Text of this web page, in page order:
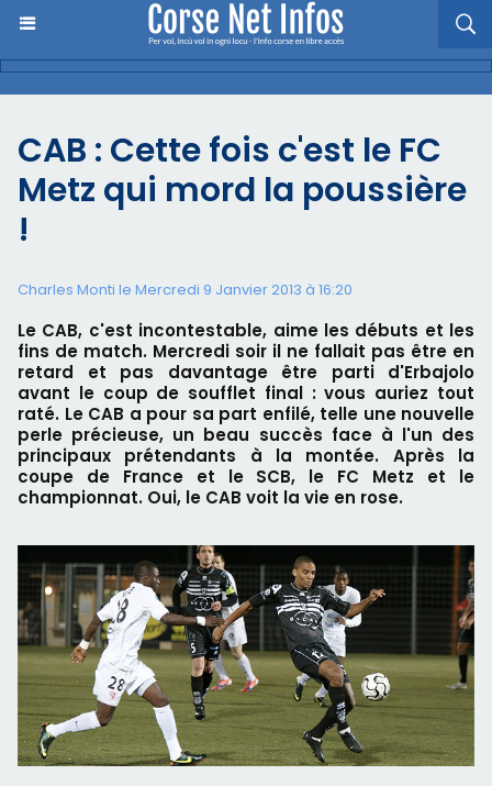
CAB : Cette fois c'est le FC
Metz qui mord la poussière
!
Charles Monti le Mercredi 9 Janvier 2013 à 16:20
Le CAB, c'est incontestable, aime les débuts et les
fins de match. Mercredi soir il ne fallait pas être en
retard et pas davantage être parti d'Erbajolo
avant le coup de soufflet final : vous auriez tout
raté. Le CAB a pour sa part enfilé, telle une nouvelle
perle précieuse, un beau succès face à l'un des
principaux prétendants à la montée. Après la
coupe de France et le SCB, le FC Metz et le
championnat. Oui, le CAB voit la vie en rose.